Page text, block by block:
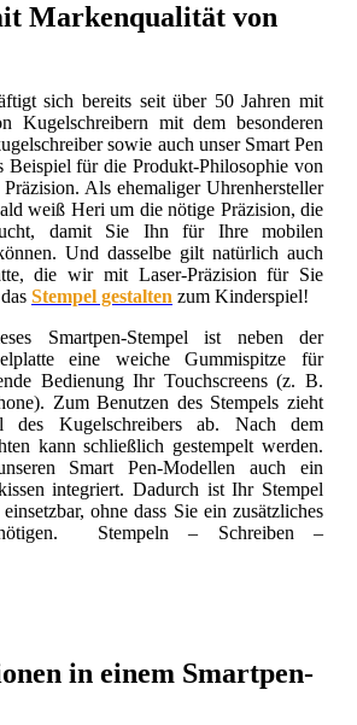
Markenqualität von
sich bereits seit über 50 Jahren mit
Kugelschreibern mit dem besonderen
sowie auch unser Smart Pen
Beispiel für die Produkt-Philosophie von
Als ehemaliger Uhrenhersteller
weiß Heri um die nötige Präzision, die
damit Sie Ihn für Ihre mobilen
Und dasselbe gilt natürlich auch
die wir mit Laser-Präzision für Sie
Stempel gestalten zum Kinderspiel!
Smartpen-Stempel ist neben der
eine weiche Gummispitze für
Bedienung Ihr Touchscreens (z. B.
Zum Benutzen des Stempels zieht
des Kugelschreibers ab. Nach dem
kann schließlich gestempelt werden.
Smart Pen-Modellen auch ein
integriert. Dadurch ist Ihr Stempel
ohne dass Sie ein zusätzliches
Stempeln – Schreiben –
in einem Smartpen-